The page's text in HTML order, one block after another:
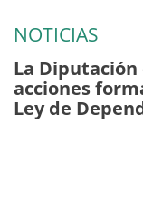
NOTICIAS
La Diputación
acciones
Ley de